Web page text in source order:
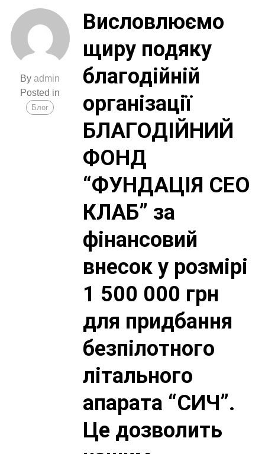
Byadmin
Posted in
Блог
Висловлюємо
щиру подяку
благодійній
організації
БЛАГОДІЙНИЙ
ФОНД
“ФУНДАЦІЯ СЕО
КЛАБ” за
фінансовий
внесок у розмірі
1 500 000 грн
для придбання
безпілотного
літального
апарата “СИЧ”.
Це дозволить